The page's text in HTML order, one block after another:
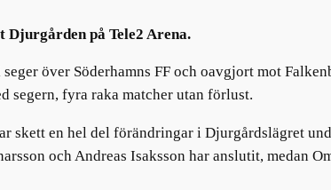
på Tele2 Arena.
över Söderhamns FF och oavgjort mot
segern, fyra raka matcher utan förlust.
skett en hel del förändringar i Djurgårdslägret
och Andreas Isaksson har anslutit, medan